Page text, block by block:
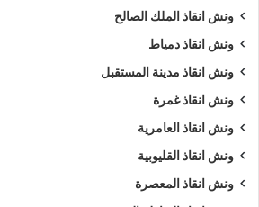
ونش انقاذ الملك الصالح
ونش انقاذ دمياط
ونش انقاذ مدينة المستقبل
ونش انقاذ غمرة
ونش انقاذ العامرية
ونش انقاذ القليوبية
ونش انقاذ المعصرة